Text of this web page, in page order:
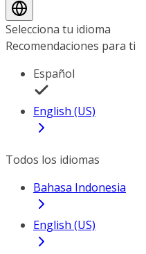
Selecciona tu idioma
Recomendaciones para ti
Español
English (US)
Todos los idiomas
Bahasa Indonesia
English (US)